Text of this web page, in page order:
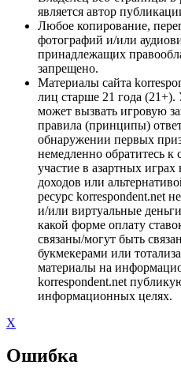
является автор
Любое копирование,
фотографий и/или
принадлежащих
запрещено.
Материалы сайта
лиц старше 21 года (21+).
может вызвать игровую
правила (принципы)
обнаружении первых
немедленно обратитесь
участие в азартных
доходов или
ресурс korrespondent.net
и/или виртуальные
какой форме оплату
связаны/могут быть
букмекерами или
материалы на
korrespondent.net
информационных целях.
X
Ошибка